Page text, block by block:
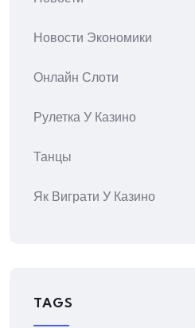
Новости Экономики
Онлайн Слоти
Рулетка У Казино
Танцы
Як Виграти У Казино
TAGS